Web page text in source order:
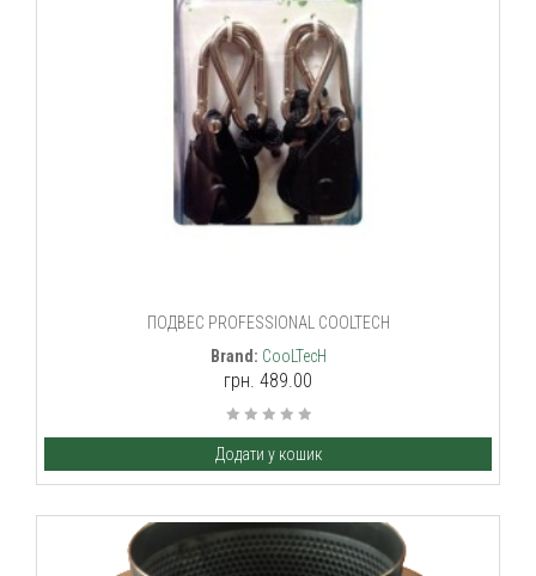
ПОДВЕС PROFESSIONAL COOLTECH
Brand: CooLTecH
грн. 489.00
Додати у кошик